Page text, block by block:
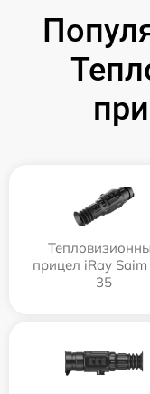
прицел iRay Saim
35